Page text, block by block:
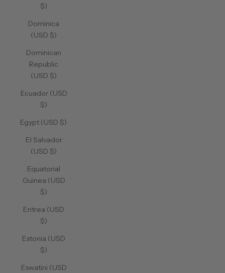
$)
Dominica
(USD $)
Dominican
Republic
(USD $)
Ecuador (USD
$)
Egypt (USD $)
El Salvador
(USD $)
Equatorial
Guinea (USD
$)
Eritrea (USD
$)
Estonia (USD
$)
Eswatini (USD